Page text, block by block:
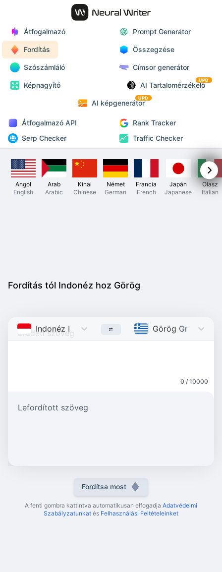
Átfogalmazó Prompt Generátor
Fordítás Összegzése
Szószámláló Címsor generátor
Képnagyító AI Tartalomérzékelő
UPD
AI képgenerátor
UPD
Átfogalmazó API
Rank Tracker
Serp Checker
Traffic Checker
Angol
English
Arab
Arabic
Kínai
Chinese
Német
German
Francia
French
Japán
Japanese
Olasz
Italian
Fordítás tól Indonéz hoz Görög
Indonéz Indonesian Görög Greek
0 / 10000
Lefordított szöveg
Fordítsa most
A fenti gombra kattintva automatikusan elfogadja Adatvédelmi
Szabályzatunkat és Felhasználási Feltételeinket